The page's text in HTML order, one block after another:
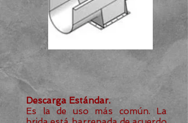
Descarga Estándar.
Es la de uso más común. La